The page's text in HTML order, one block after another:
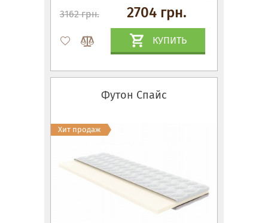
3162 грн. 2704 грн.
КУПИТЬ
Футон Спайс
Хит продаж